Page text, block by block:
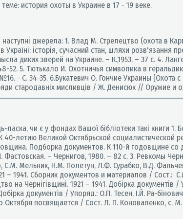
история охоты в Украине в 17 - 19 веке.
джерела: 1. Влад М. Стрелецтво (охота в
історія, сучасний стан, шляхи розв'язання
диких зверей на Украине. – К.,1953. – 37 с. 4.
5. Тютькало И. Охотничья символика в
- С. 34-35. 6.Букатевич О. Гончие Украины [Охота
стародавніх мисливців / Ж. Денисюк // Оружие и
ласка, чи є у фондах Вашої бібліотеки такі книги
40-летию Великой Октябрьской социалистической
Подборка документов. К 110-й
– Чернигов, 1980. – 82 с. 3. Ревкомы
Мельник, Н.М. Полетун, Л.Ф. Сурабко, В.Д.
– 1941. Сборник документов и материалов /
на Чернігівщині. 1921 – 1941. Добірка
документів / Упоряд.: О.П. Тесен, І.Й. Ра-
посвящается / Сост. Л. П. Коноваленко, с.